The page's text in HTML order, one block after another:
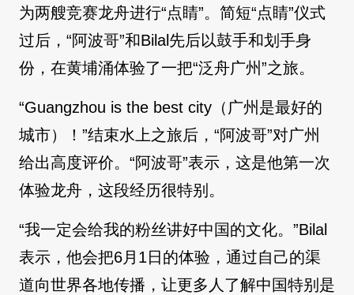
为两艘竞赛龙舟进行“点睛”。简短“点睛”仪式
过后，“阿波哥”和Bilal先后以鼓手和划手身
份，在黄埔涌体验了一把“泛舟广州”之旅。
“Guangzhou is the best city（广州是最好的
城市）！”结束水上之旅后，“阿波哥”对广州
给出高度评价。“阿波哥”表示，这是他第一次
体验龙舟，这段经历很特别。
“我一定会给我的粉丝讲好中国的文化。”Bilal
表示，他会把6月1日的体验，通过自己的渠
道向世界各地传播，让更多人了解中国特别是